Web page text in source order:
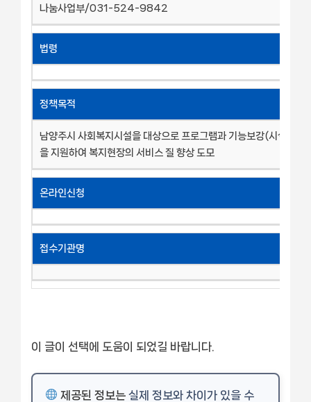
나눔사업부/031-524-9842
법령
정책목적
남양주시 사회복지시설을 대상으로 프로그램과 기능보강(시설 환경
을 지원하여 복지현장의 서비스 질 향상 도모
온라인신청
접수기관명
이 글이 선택에 도움이 되었길 바랍니다.
제공된 정보는실제 정보와 차이가 있을 수